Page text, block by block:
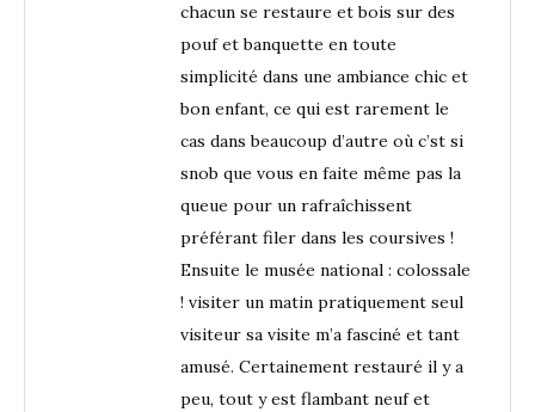
chacun se restaure et bois sur des
pouf et banquette en toute
simplicité dans une ambiance chic et
bon enfant, ce qui est rarement le
cas dans beaucoup d’autre où c’st si
snob que vous en faite même pas la
queue pour un rafraîchissent
préférant filer dans les coursives !
Ensuite le musée national : colossale
! visiter un matin pratiquement seul
visiteur sa visite m’a fasciné et tant
amusé. Certainement restauré il y a
peu, tout y est flambant neuf et